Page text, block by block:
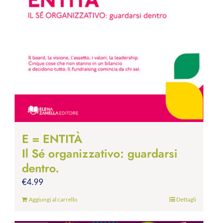
E = ENTITÀ
Il Sé organizzativo: guardarsi
dentro.
€4.99
Aggiungi al carrello Dettagli